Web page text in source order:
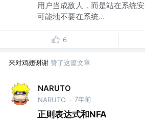
用户当成敌人，而是站在系统
可能地不要在系统...
6
来对鸡翅谢谢 赞了这篇文章
NARUTO
NARUTO · 7年前
正则表达式和NFA